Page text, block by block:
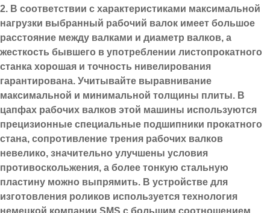
2. В соответствии с характеристиками максимальной
нагрузки выбранный рабочий валок имеет большое
расстояние между валками и диаметр валков, а
жесткость бывшего в употреблении листопрокатного
станка хорошая и точность нивелирования
гарантирована. Учитывайте выравнивание
максимальной и минимальной толщины плиты. В
цапфах рабочих валков этой машины используются
прецизионные специальные подшипники прокатного
стана, сопротивление трения рабочих валков
невелико, значительно улучшены условия
противоскольжения, а более тонкую стальную
пластину можно выпрямить. В устройстве для
изготовления роликов используется технология
немецкой компании SMS с большим соотношением